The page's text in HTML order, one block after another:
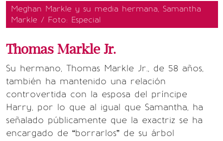
Meghan Markle y su media hermana, Samantha
Markle / Foto: Especial
Thomas Markle Jr.
Su hermano, Thomas Markle Jr., de 58 años,
también ha mantenido una relación
controvertida con la esposa del príncipe
Harry, por lo que al igual que Samantha, ha
señalado públicamente que la exactriz se ha
encargado de “borrarlos” de su árbol